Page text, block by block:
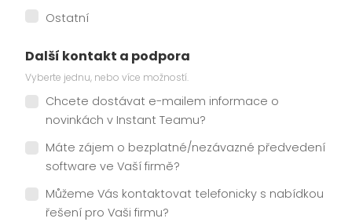
Ostatní
Další kontakt a podpora
Vyberte jednu, nebo více možností.
Chcete dostávat e-mailem informace o
novinkách v Instant Teamu?
Máte zájem o bezplatné/nezávazné předvedení
software ve Vaší firmě?
Můžeme Vás kontaktovat telefonicky s nabídkou
řešení pro Vaši firmu?